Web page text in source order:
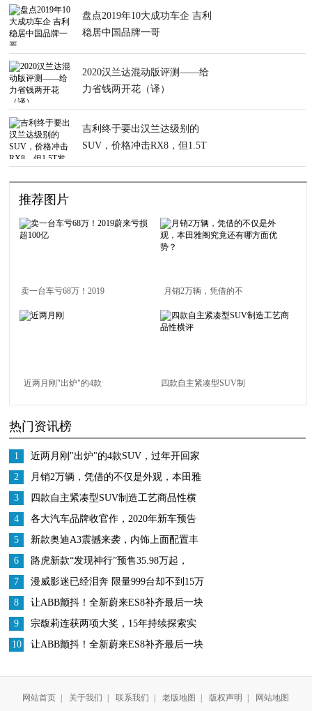
盘点2019年10大成功车企 吉利
稳居中国品牌一哥
2020汉兰达混动版评测——给
力省钱两开花（译）
吉利终于要出汉兰达级别的
SUV，价格冲击RX8，但1.5T
推荐图片
卖一台车亏68万！2019
蔚来亏损超100亿
月销2万辆，凭借的不
仅是外观，本田雅阁究
竟还有哪方面优势？
近两月刚"出炉"的4款
你懂车
四款自主紧凑型SUV制
热门资讯榜
1
近两月刚"出炉"的4款SUV，过年开回家
都夸你懂车
2
月销2万辆，凭借的不仅是外观，本田雅
阁究竟还有哪方面优势？
3
四款自主紧凑型SUV制造工艺商品性横
4
各大汽车品牌收官作，2020年新车预告
来了
5
新款奥迪A3震撼来袭，内饰上面配置丰
富，动力表现也不错
6
路虎新款“发现神行”预售35.98万起，
2.0T配混动，动力提升
7
漫威影迷已经泪奔 限量999台却不到15万
实拍昂希诺钢铁侠版
8
让ABB颤抖！全新蔚来ES8补齐最后一块
短板
9
宗馥莉连获两项大奖，15年持续探索实
体制造业“数字赋能”之路
10
让ABB颤抖！全新蔚来ES8补齐最后一块
网站首页 | 关于我们 | 联系我们 | 老版地图 | 版权声明 | 网站地图